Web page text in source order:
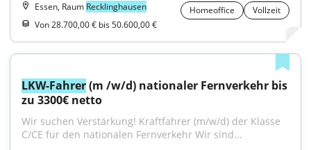
Essen, Raum Recklinghausen Homeoffice
Vollzeit
Von 28.700,00 € bis 50.600,00 €
LKW-Fahrer (m /w/d) nationaler Fernverkehr bis
zu 3300€ netto
Wir suchen Verstärkung! Kraftfahrer (m/w/d) der Klasse
C/CE für den nationalen Fernverkehr Wir sind...